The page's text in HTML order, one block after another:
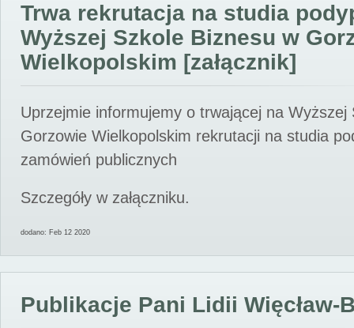
Trwa rekrutacja na studia
Wyższej Szkole Biznesu w
Wielkopolskim [załącznik]
Uprzejmie informujemy o trwającej na Wyższej
Gorzowie Wielkopolskim rekrutacji na studia
zamówień publicznych
Szczegóły w załączniku.
dodano: Feb 12 2020
Publikacje Pani Lidii Więcław-